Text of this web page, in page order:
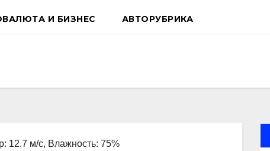
И БИЗНЕС АВТОРУБРИКА
12.7 м/с, Влажность: 75%